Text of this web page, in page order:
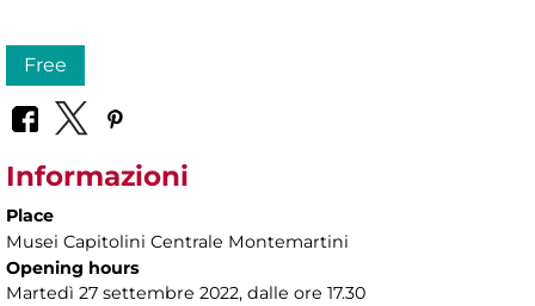
Free
Informazioni
Place
Musei Capitolini Centrale Montemartini
Opening hours
Martedì 27 settembre 2022, dalle ore 17.30